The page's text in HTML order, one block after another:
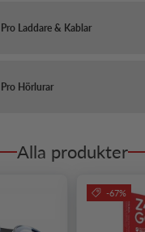
Laddare & Kablar
Hörlurar
Alla produkter
-67%